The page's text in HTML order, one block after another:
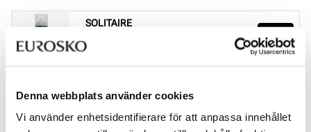
Denna webbplats använder cookies
Vi använder enhetsidentifierare för att anpassa innehållet
SOLITAIRE
Magic Protector impregneringsspray
Pris
169 kr
Sneaker Magic rengöringsset
Pris
229 kr